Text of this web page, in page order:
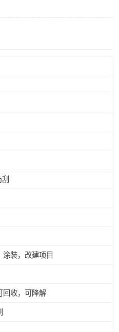
涂装，改建项目
回收，可降解